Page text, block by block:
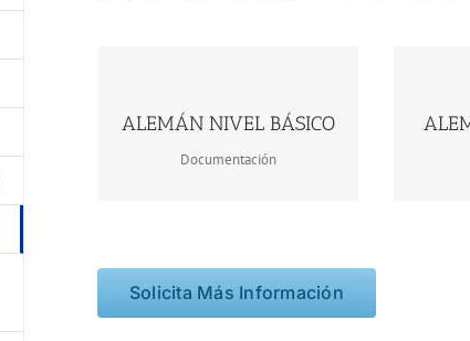
ALEMÁN NIVEL BÁSICO
Documentación
Solicita Más Información